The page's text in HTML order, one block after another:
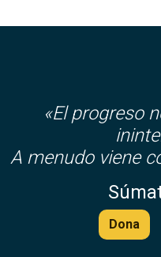
«El progreso
A menudo viene
Dona